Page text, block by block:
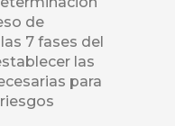
de
7 fases del
las
para